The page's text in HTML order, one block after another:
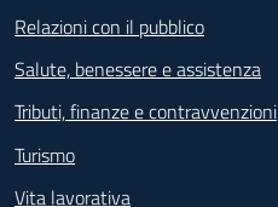
Relazioni con il pubblico
Salute, benessere e assistenza
Tributi, finanze e contravvenzioni
Turismo
Vita lavorativa